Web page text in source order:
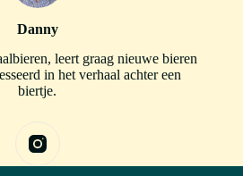
Danny
leert graag nieuwe bieren
in het verhaal achter een
biertje.